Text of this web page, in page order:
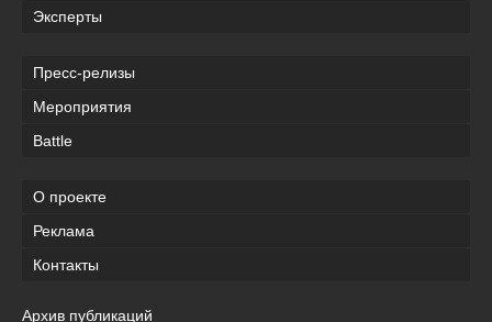
Эксперты
Пресс-релизы
Мероприятия
Battle
О проекте
Реклама
Контакты
Архив публикаций